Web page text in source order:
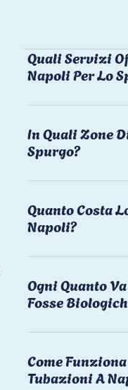
Quali Servizi
Napoli Per Lo
In Quali Zone
Spurgo?
Quanto Costa
Napoli?
Ogni Quanto
Fosse
Come
Tubazioni A